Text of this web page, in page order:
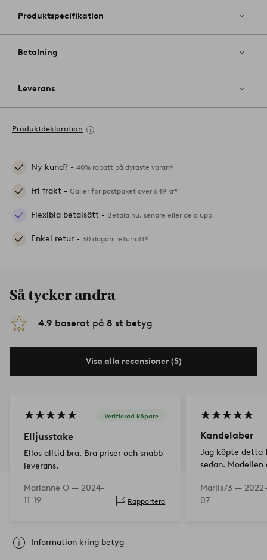
Produktspecifikation
Betalning
Leverans
Produktdeklaration
Ny kund? - 40% rabatt på dyraste varan*
Fri frakt - Gäller för postpaket över 649 kr*
Flexibla betalsätt - Betala nu, senare eller dela upp
Enkel retur - 30 dagars returrätt*
Så tycker andra
4.9 baserat på 8 st betyg
Visa alla recensioner (5)
Verifierad köpare
Elljusstake
Ellos alltid bra. Bra priser och snabb
leverans.
Marianne O — 2024-
11-19
Rapportera
Kandelaber
Jag köpte detta
sedan.
på
högt.
Marjis73 —
07
Information kring betyg